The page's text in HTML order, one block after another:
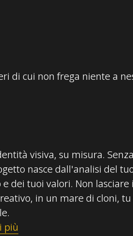
di cui non frega niente a
visiva, su misura.
nasce dall'analisi del
dei tuoi valori. Non lasciare
in un mare di cloni, tu
più